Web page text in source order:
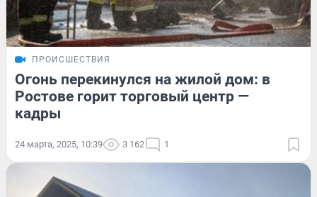
ПРОИСШЕСТВИЯ
Огонь перекинулся на жилой дом: в
Ростове горит торговый центр —
кадры
24 марта, 2025, 10:39 3 162 1